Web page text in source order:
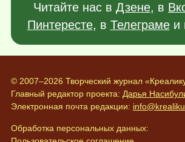
Читайте нас в Дзене, в
Пинтересте, в Телеграмеи
© 2007–2026 Творческий журнал
Главный редактор проекта: Дарья
Электронная почта редакции:
Обработка персональных данных: